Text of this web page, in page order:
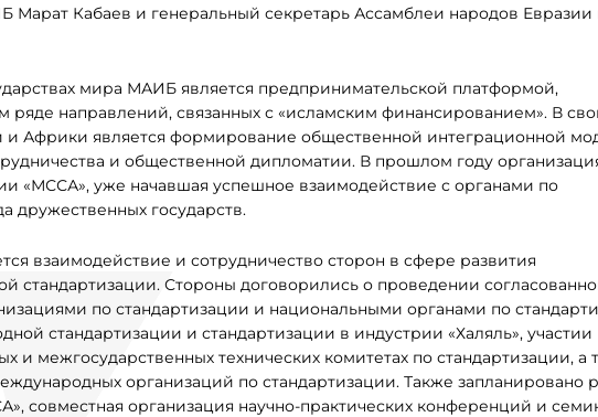
Марат Кабаев и генеральный секретарь Ассамблеи народов Евразии
мира МАИБ является предпринимательской платформой,
направлений, связанных с «исламским финансированием». В
Африки является формирование общественной интеграционной
и общественной дипломатии. В прошлом году
«МССА», уже начавшая успешное взаимодействие с органами по
дружественных государств.
взаимодействие и сотрудничество сторон в сфере развития
стандартизации. Стороны договорились о проведении
по стандартизации и национальными органами по
стандартизации и стандартизации в индустрии «Халяль», участии
межгосударственных технических комитетах по стандартизации, а
организаций по стандартизации. Также запланировано
совместная организация научно-практических конференций и